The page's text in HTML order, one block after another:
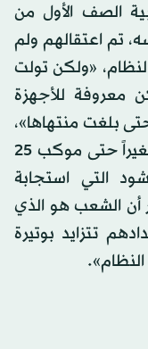
الصف الأول من
تم اعتقالهم ولم
«ولكن تولت
معروفة للأجهزة
بلغت منتهاها»،
موضحاً أن «تجمع المهنيين كان صغيراً حتى موكب 25
التي استجابة
أن الشعب هو الذي
تتزايد بوتيرة